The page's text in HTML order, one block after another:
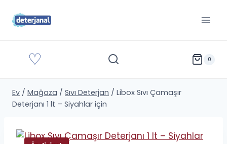
geç
♡ 0
Ev / Mağaza / Sıvı Deterjan / Libox Sıvı Çamaşır
Deterjanı 1 lt – Siyahlar için